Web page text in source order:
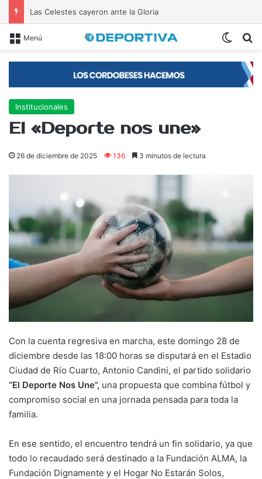
Las Celestes cayeron ante la Gloria
Menú
Institucionales
El «Deporte nos une»
26 de diciembre de 2025 136 3 minutos de lectura
Con la cuenta regresiva en marcha, este domingo 28 de
diciembre desde las 18:00 horas se disputará en el Estadio
Ciudad de Río Cuarto, Antonio Candini, el partido solidario
“El Deporte Nos Une”, una propuesta que combina fútbol y
compromiso social en una jornada pensada para toda la
familia.
En ese sentido, el encuentro tendrá un fin solidario, ya que
todo lo recaudado será destinado a la Fundación ALMA, la
Fundación Dignamente y el Hogar No Estarán Solos,